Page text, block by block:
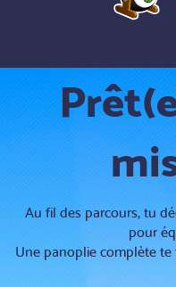
Au fil des parcours, tu
pour
Une panoplie complète